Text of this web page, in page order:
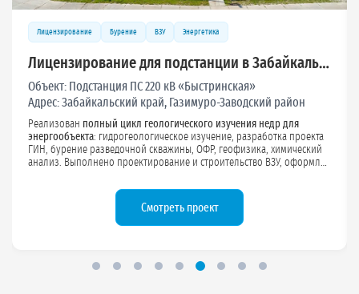
Лицензирование Бурение ВЗУ Энергетика
Лицензирование для подстанции в Забайкалье,
200 м³/сут
Объект: Подстанция ПС 220 кВ «Быстринская»
Адрес:Забайкальский край, Газимуро-Заводский район
Реализован полный цикл геологического изучения недр для
энергообъекта: гидрогеологическое изучение, разработка проекта
ГИН, бурение разведочной скважины, ОФР, геофизика, химический
анализ. Выполнено проектирование и строительство ВЗУ, оформлен
Смотреть проект